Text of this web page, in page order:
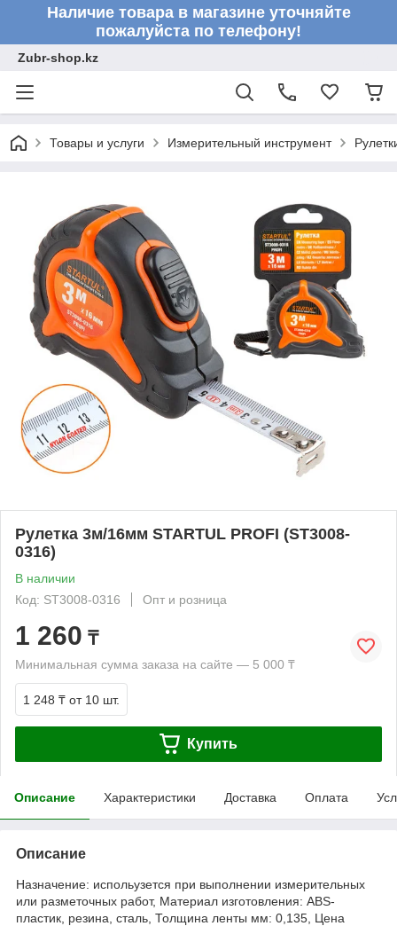
Наличие товара в магазине уточняйте
пожалуйста по телефону!
Zubr-shop.kz
Товары и услуги Измерительный инструмент
Рулетка 3м/16мм STARTUL PROFI (ST3008-
0316)
В наличии
Код: ST3008-0316
Опт и розница
1 260 ₸
Минимальная сумма заказа на сайте — 5 000 ₸
1 248 ₸ от 10 шт.
Купить
Описание Характеристики Доставка Оплата
Описание
Назначение: испольузется при выполнении измерительных
или разметочных работ, Материал изготовления: ABS-
пластик, резина, сталь, Толщина ленты мм: 0,135, Цена